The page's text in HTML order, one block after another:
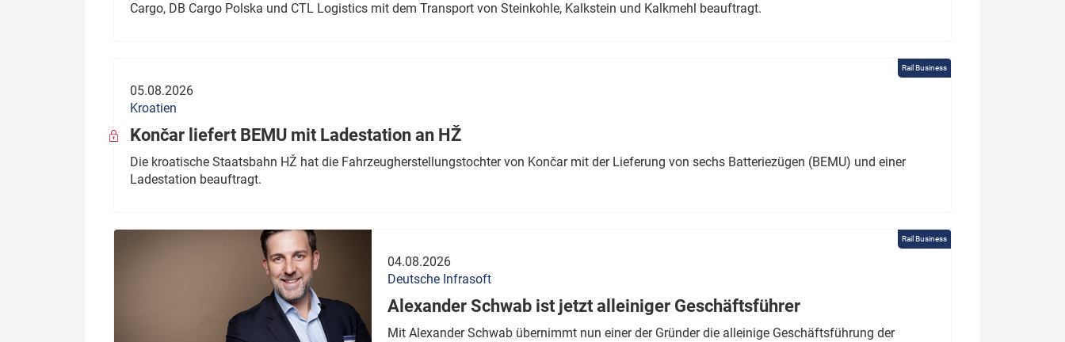
Cargo, DB Cargo Polska und CTL Logistics mit dem Transport von Steinkohle, Kalkstein und Kalkmehl beauftragt.
Rail Business
05.08.2026
Kroatien
Končar liefert BEMU mit Ladestation an HŽ
Die kroatische Staatsbahn HŽ hat die Fahrzeugherstellungstochter von Končar mit der Lieferung von sechs Batteriezügen (BEMU) und einer
Ladestation beauftragt.
Rail Business
04.08.2026
Deutsche Infrasoft
Alexander Schwab ist jetzt alleiniger Geschäftsführer
Mit Alexander Schwab übernimmt nun einer der Gründer die alleinige Geschäftsführung der